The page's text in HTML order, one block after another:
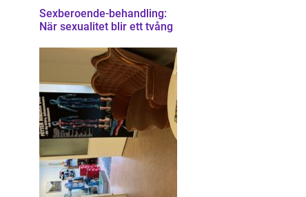
Sexberoende-behandling:
När sexualitet blir ett tvång